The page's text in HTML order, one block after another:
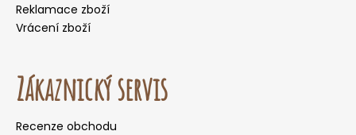
Reklamace zboží
Vrácení zboží
Zákaznický servis
Recenze obchodu